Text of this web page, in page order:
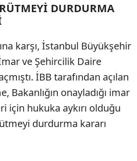
DURDURMA
karşı, İstanbul Büyükşehir
ve Şehircilik Daire
İBB tarafından açılan
Bakanlığın onayladığı imar
için hukuka aykırı olduğu
durdurma kararı